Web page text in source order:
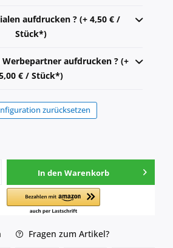
aufdrucken ? (+ 4,50 € /
Stück*)
aufdrucken ? (+
€ / Stück*)
zurücksetzen
In den Warenkorb
Fragen zum Artikel?